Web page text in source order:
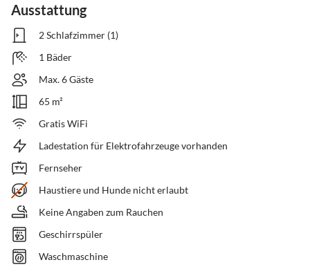
Ausstattung
2 Schlafzimmer (1)
1 Bäder
Max. 6 Gäste
65 m²
Gratis WiFi
Ladestation für Elektrofahrzeuge vorhanden
Fernseher
Haustiere und Hunde nicht erlaubt
Keine Angaben zum Rauchen
Geschirrspüler
Waschmaschine